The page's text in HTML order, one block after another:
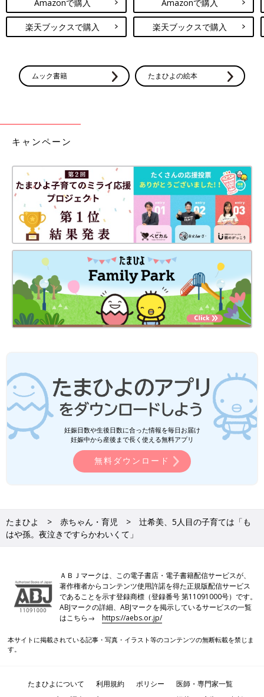
の第4期メンバーに選ばれデビュー。04年にモーニング娘。を卒
業し、ソロで活動を開始する。07年に俳優の杉浦太陽さんと結
婚、出産。25年8月に第5子・夢空ちゃんが誕生。リアルな日常
辻希美さんのInstagram
す。
Amazonで購入
楽天ブックスで購入
Amazonで購入
楽天ブックスで購入
ムック書籍 たまひよの絵本
キャンペーン
妊娠日数や生後日数に合った情報を毎日お届け
妊娠中から産後まで長く使える無料アプリ
無料ダウンロード
たまひよ 赤ちゃん・育児
辻希美、5人目の子育ては「も
はや孫。夜泣きですらかわいくて」
ＡＢＪマークは、この電子書店・電子書籍配信サービスが、
著作権者からコンテンツ使用許諾を得た正規版配信サービス
であることを示す登録商標（登録番号 第11091000号）です。
ABJマークの詳細、ABJマークを掲示しているサービスの一覧
はこちら→https://aebs.or.jp/
本サイトに掲載されている記事・写真・イラスト等のコンテンツの無断転載を禁じま
す。
たまひよについて 利用規約 ポリシー
医師・専門家一覧